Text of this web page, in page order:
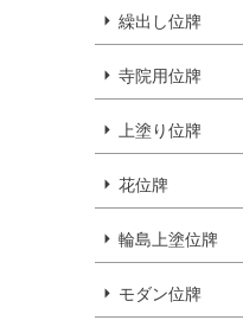
繰出し位牌
寺院用位牌
上塗り位牌
花位牌
輪島上塗位牌
モダン位牌